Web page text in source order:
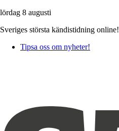
lördag 8 augusti
Sveriges största kändistidning online!
Tipsa oss om nyheter!